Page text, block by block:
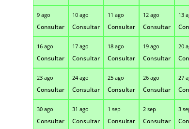
9 ago
Consultar
10 ago
Consultar
11 ago
Consultar
12 ago
Consultar
13
16 ago
Consultar
17 ago
Consultar
18 ago
Consultar
19 ago
Consultar
20
23 ago
Consultar
24 ago
Consultar
25 ago
Consultar
26 ago
Consultar
27
30 ago
Consultar
31 ago
Consultar
1 sep
Consultar
2 sep
Consultar
3